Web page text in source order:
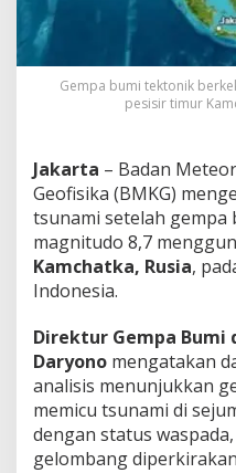
u
t
a
n
Gempa bumi tektonik
pesisir timur
Jakarta – Badan
Geofisika (BMKG)
tsunami setelah
magnitudo 8,7
Kamchatka, Rusia,
Indonesia.
Direktur Gempa Bumi
Daryono mengatakan
analisis menunjukkan
memicu tsunami di
dengan status
gelombang